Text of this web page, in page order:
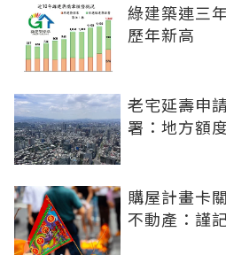
綠建築連三
歷年新高
老宅延壽申
署：地方額
購屋計畫卡
不動產：謹